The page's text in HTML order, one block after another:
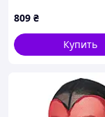
809 ₴
Купить